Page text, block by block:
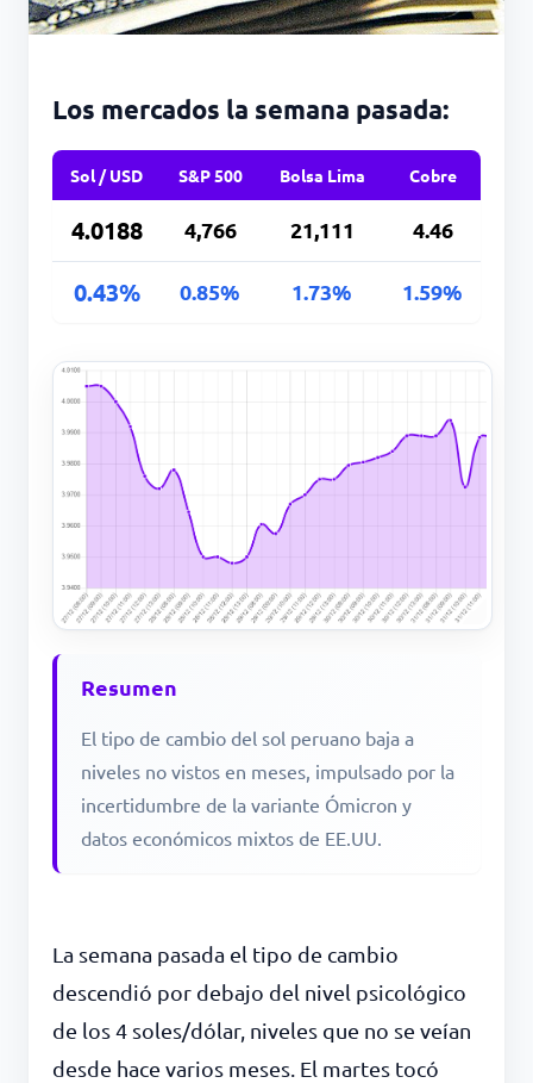
Los mercados la semana pasada:
Sol / USD S&P 500 Bolsa Lima Cobre
4.0188 4,766 21,111 4.46
0.43% 0.85% 1.73% 1.59%
Resumen
El tipo de cambio del sol peruano baja a
niveles no vistos en meses, impulsado por la
incertidumbre de la variante Ómicron y
datos económicos mixtos de EE.UU.
La semana pasada el tipo de cambio
descendió por debajo del nivel psicológico
de los 4 soles/dólar, niveles que no se veían
desde hace varios meses. El martes tocó